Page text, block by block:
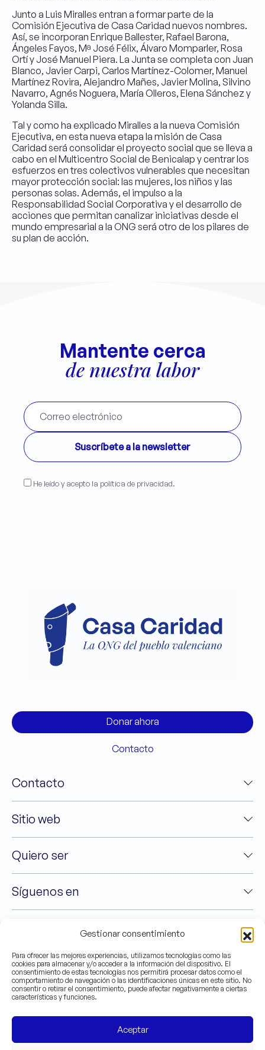
Gestionar consentimiento
Para ofrecer las mejores experiencias, utilizamos tecnologías como las
cookies para almacenar y/o acceder a la información del dispositivo. El
consentimiento de estas tecnologías nos permitirá procesar datos como el
comportamiento de navegación o las identificaciones únicas en este sitio. No
consentir o retirar el consentimiento, puede afectar negativamente a ciertas
características y funciones.
Aceptar
Junto a Luis Miralles entran a formar parte de la
Comisión Ejecutiva de Casa Caridad nuevos nombres.
Así, se incorporan Enrique Ballester, Rafael Barona,
Ángeles Fayos, Mª José Félix, Álvaro Momparler, Rosa
Ortí y José Manuel Piera. La Junta se completa con Juan
Blanco, Javier Carpi, Carlos Martínez-Colomer, Manuel
Martínez Rovira, Alejandro Mañes, Javier Molina, Silvino
Navarro, Agnés Noguera, María Olleros, Elena Sánchez y
Yolanda Silla.
Tal y como ha explicado Miralles a la nueva Comisión
Ejecutiva, en esta nueva etapa la misión de Casa
Caridad será consolidar el proyecto social que se lleva a
cabo en el Multicentro Social de Benicalap y centrar los
esfuerzos en tres colectivos vulnerables que necesitan
mayor protección social: las mujeres, los niños y las
personas solas. Además, el impulso a la
Responsabilidad Social Corporativa y el desarrollo de
acciones que permitan canalizar iniciativas desde el
mundo empresarial a la ONG será otro de los pilares de
su plan de acción.
Mantente cerca
de nuestra labor
He leído y acepto la política de privacidad.
Contacto
Sitio web
Quiero ser
Síguenos en
Donar ahora
Contacto
©2025 Asociación Valenciana de Caridad - C.I.F